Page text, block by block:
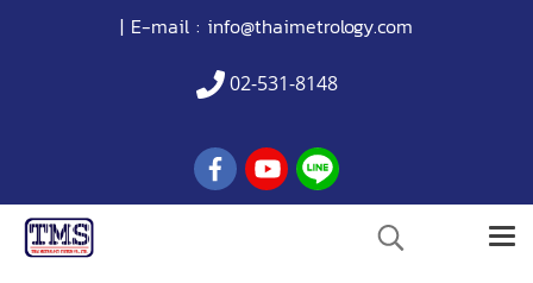
| E-mail : info@thaimetrology.com
02-531-8148